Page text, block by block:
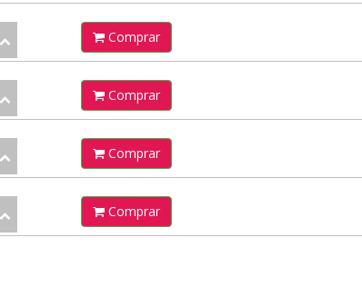
Comprar
Comprar
Comprar
Comprar